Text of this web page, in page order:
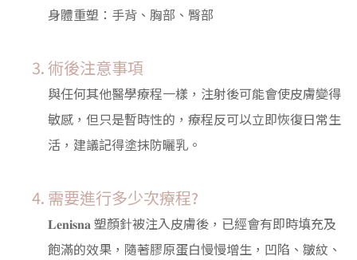
身體重塑：手背、胸部、臀部
術後注意事項
與任何其他醫學療程一樣，注射後可能會使皮膚變得
敏感，但只是暫時性的，療程反可以立即恢復日常生
活，建議記得塗抹防曬乳。
需要進行多少次療程?
𝐋𝐞𝐧𝐢𝐬𝐧𝐚 塑顏針被注入皮膚後，已經會有即時填充及
飽滿的效果，隨著膠原蛋白慢慢增生，凹陷、皺紋、